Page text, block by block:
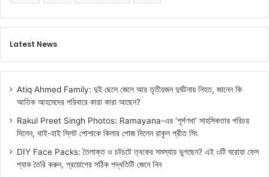
Latest News
Atiq Ahmed Family: দুই ছেলে জেলে আর তৃতীয়জন দুর্ঘটনায় নিহত, জানেন কি
আতিক আহমেদের পরিবারে কারা কারা আছেন?
Rakul Preet Singh Photos: Ramayana-এর ‘শূর্পণখা’ সাহসিকতার পরিচয়
দিলেন, থাই-হাই স্লিট পোশাকে কিলার পোজ দিলেন রাকুল প্রীত সিং
DIY Face Packs: তৈলাক্ত ও চটচটে ত্বকের সমস্যায় ভুগছেন? এই ৩টি ঘরোয়া ফেস
প্যাক তৈরি করুন, প্রয়োগের সঠিক পদ্ধতিটি জেনে নিন